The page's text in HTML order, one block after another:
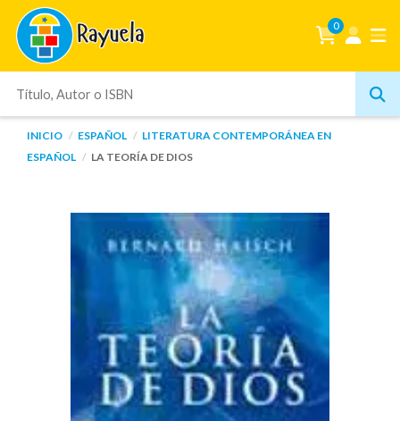
0
INICIO ESPAÑOL
LITERATURA CONTEMPORÁNEA EN
ESPAÑOL
LA TEORÍA DE DIOS